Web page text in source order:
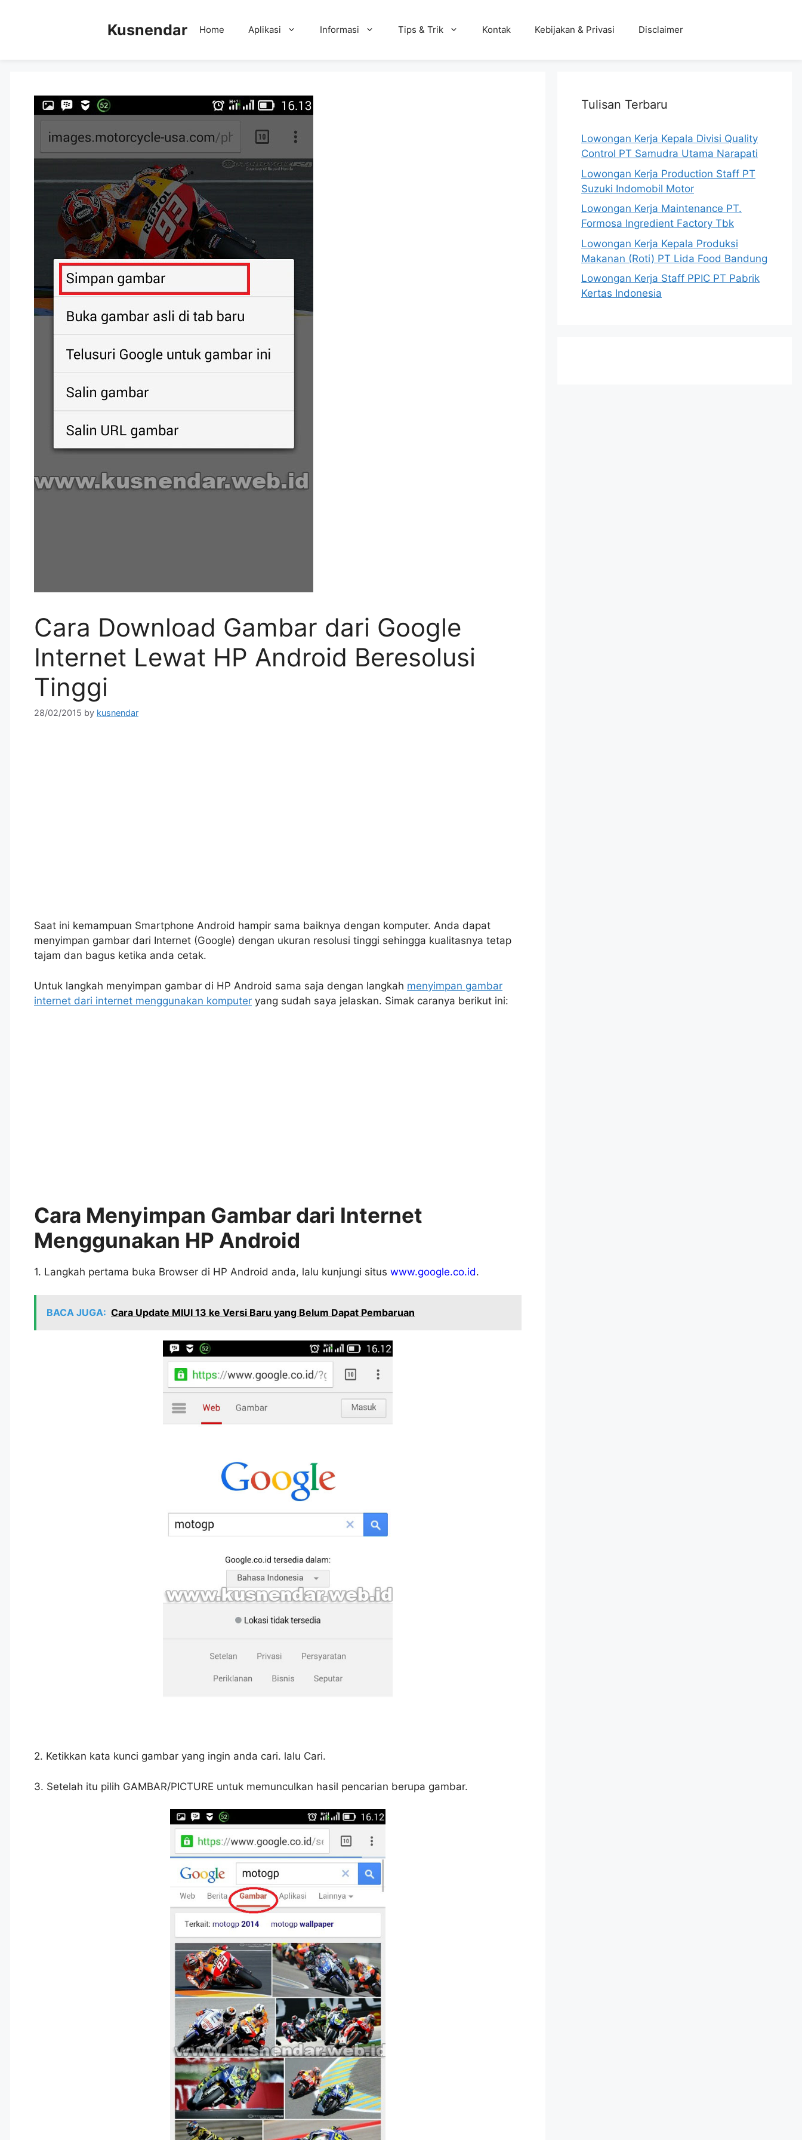
Kusnendar Home Aplikasi Informasi Tips & Trik Kontak Kebijakan & Privasi Disclaimer
Cara Download Gambar dari Google
Internet Lewat HP Android Beresolusi
Tinggi
28/02/2015 by kusnendar
Saat ini kemampuan Smartphone Android hampir sama baiknya dengan komputer. Anda dapat
menyimpan gambar dari Internet (Google) dengan ukuran resolusi tinggi sehingga kualitasnya tetap
tajam dan bagus ketika anda cetak.
Untuk langkah menyimpan gambar di HP Android sama saja dengan langkah menyimpan gambar
internet dari internet menggunakan komputer yang sudah saya jelaskan. Simak caranya berikut ini:
Cara Menyimpan Gambar dari Internet
Menggunakan HP Android
1. Langkah pertama buka Browser di HP Android anda, lalu kunjungi situs www.google.co.id.
BACA JUGA: Cara Update MIUI 13 ke Versi Baru yang Belum Dapat Pembaruan
2. Ketikkan kata kunci gambar yang ingin anda cari. lalu Cari.
3. Setelah itu pilih GAMBAR/PICTURE untuk memunculkan hasil pencarian berupa gambar.
Tulisan Terbaru
Lowongan Kerja Kepala Divisi Quality
Control PT Samudra Utama Narapati
Lowongan Kerja Production Staff PT
Suzuki Indomobil Motor
Lowongan Kerja Maintenance PT.
Formosa Ingredient Factory Tbk
Lowongan Kerja Kepala Produksi
Makanan (Roti) PT Lida Food Bandung
Lowongan Kerja Staff PPIC PT Pabrik
Kertas Indonesia